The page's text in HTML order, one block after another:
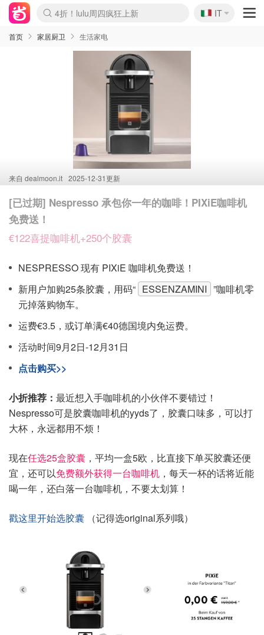
Boticinal 夏促开抢！
4折！lulu周四疯狂上新
速领！Stanley独家85折
Zalando 奥莱闪促！每日更新
🇮🇹
IT
首页 家居厨卫 生活家电
来自 dealmoon.it 2025-12-31更新
[已过期] Nespresso 承包你一年的咖啡！PIXiE咖啡机
免费送！
€122喜提咖啡机+250个胶囊
NESPRESSO 现有 PIXiE 咖啡机免费送！
新用户加购25条胶囊，用码“ ESSENZAMINI ”咖啡机零
元掉落购物车。
运费€3.5，或订单满€40德国境内免运费。
活动时间9月2日-12月31日
点击购买>>
小折推荐： 最近想入手咖啡机的小伙伴不要错过！
Nespresso可是胶囊咖啡机的yyds了，胶囊口味多，可以打
大杯，永远都用不烦！
现在任选25盒胶囊 ，平均一盒5欧，比直接下单买胶囊还便
宜，还可以免费额外获得一台咖啡机 ，每天一杯的话将近能
喝一年，还白落一台咖啡机，不要太划算！
戳这里开始选胶囊 （记得选original系列哦）